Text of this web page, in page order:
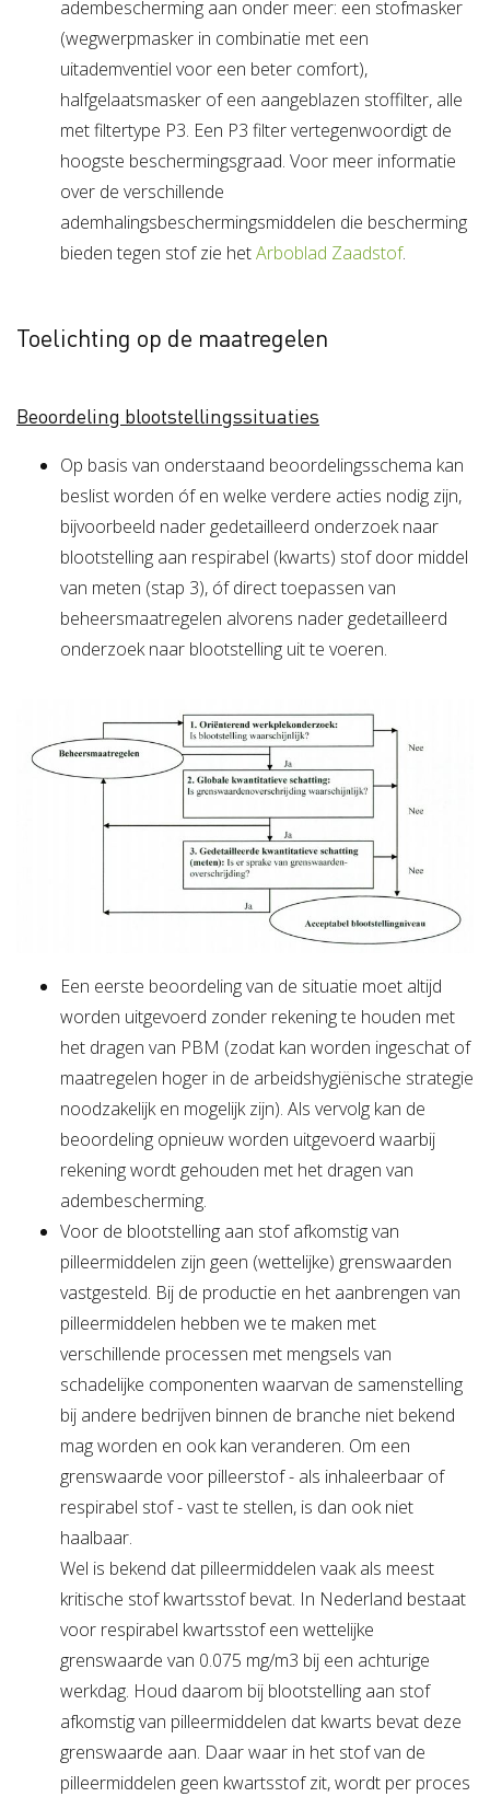
adembescherming aan onder meer: een stofmasker
(wegwerpmasker in combinatie met een
uitademventiel voor een beter comfort),
halfgelaatsmasker of een aangeblazen stoffilter, alle
met filtertype P3. Een P3 filter vertegenwoordigt de
hoogste beschermingsgraad. Voor meer informatie
over de verschillende
ademhalingsbeschermingsmiddelen die bescherming
bieden tegen stof zie hetArboblad Zaadstof.
Toelichting op de maatregelen
Beoordeling blootstellingssituaties
Op basis van onderstaand beoordelingsschema kan
beslist worden óf en welke verdere acties nodig zijn,
bijvoorbeeld nader gedetailleerd onderzoek naar
blootstelling aan respirabel (kwarts) stof door middel
van meten (stap 3), óf direct toepassen van
beheersmaatregelen alvorens nader gedetailleerd
onderzoek naar blootstelling uit te voeren.
Een eerste beoordeling van de situatie moet altijd
worden uitgevoerd zonder rekening te houden met
het dragen van PBM (zodat kan worden ingeschat of
maatregelen hoger in de arbeidshygiënische strategie
noodzakelijk en mogelijk zijn). Als vervolg kan de
beoordeling opnieuw worden uitgevoerd waarbij
rekening wordt gehouden met het dragen van
adembescherming.
Voor de blootstelling aan stof afkomstig van
pilleermiddelen zijn geen (wettelijke) grenswaarden
vastgesteld. Bij de productie en het aanbrengen van
pilleermiddelen hebben we te maken met
verschillende processen met mengsels van
schadelijke componenten waarvan de samenstelling
bij andere bedrijven binnen de branche niet bekend
mag worden en ook kan veranderen. Om een
grenswaarde voor pilleerstof - als inhaleerbaar of
respirabel stof - vast te stellen, is dan ook niet
haalbaar.
Wel is bekend dat pilleermiddelen vaak als meest
kritische stof kwartsstof bevat. In Nederland bestaat
voor respirabel kwartsstof een wettelijke
grenswaarde van 0.075 mg/m3 bij een achturige
werkdag. Houd daarom bij blootstelling aan stof
afkomstig van pilleermiddelen dat kwarts bevat deze
grenswaarde aan. Daar waar in het stof van de
pilleermiddelen geen kwartsstof zit, wordt per proces